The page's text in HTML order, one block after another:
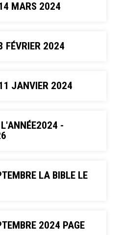
MARS 2024
FÉVRIER 2024
JANVIER 2024
L'ANNÉE2024 -
LA BIBLE LE
2024 PAGE